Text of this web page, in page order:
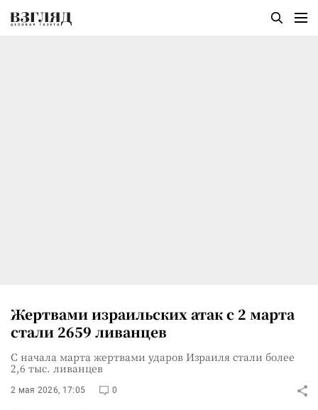
Жертвами израильских атак с 2 марта
стали 2659 ливанцев
С начала марта жертвами ударов Израиля стали более
2,6 тыс. ливанцев
2 мая 2026, 17:05 0